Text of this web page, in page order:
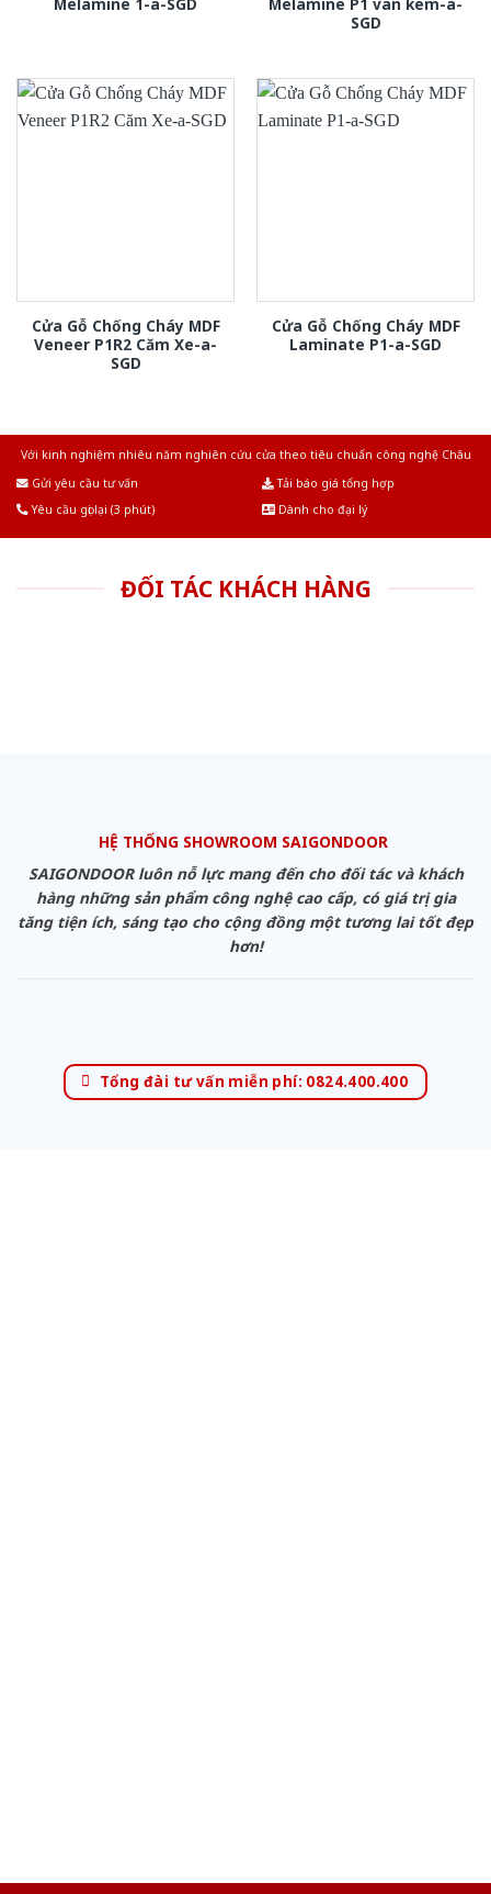
SGD
Cửa Gỗ Chống Cháy MDF
Veneer P1R2 Căm Xe-a-
SGD
Cửa Gỗ Chống Cháy MDF
Laminate P1-a-SGD
Với kinh nghiệm nhiêu năm nghiên cứu cửa theo tiêu chuẩn công nghệ Châu
Gửi yêu cầu tư vấn
Tải báo giá tổng hợp
Yêu cầu gọi lại (3 phút)
Dành cho đại lý
ĐỐI TÁC KHÁCH HÀNG
HỆ THỐNG SHOWROOM SAIGONDOOR
SAIGONDOOR luôn nỗ lực mang đến cho đối tác và khách
hàng những sản phẩm công nghệ cao cấp, có giá trị gia
tăng tiện ích, sáng tạo cho cộng đồng một tương lai tốt đẹp
hơn!
Tổng đài tư vấn miễn phí: 0824.400.400